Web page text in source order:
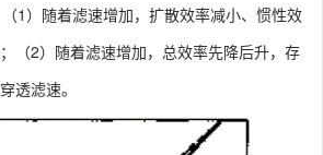
1）随着滤速增加，扩散效率减小、惯性效
（2）随着滤速增加，总效率先降后升，存
透滤速。